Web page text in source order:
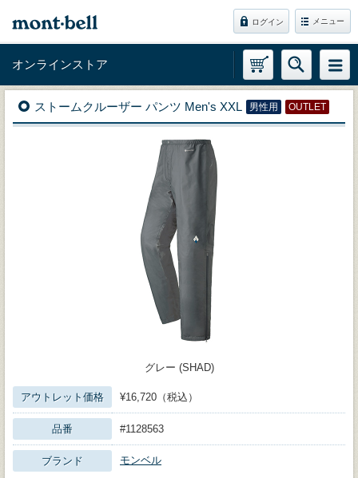
ログイン メニュー
オンラインストア
ストームクルーザー パンツ Men's XXL 男性用 OUTLET
グレー (SHAD)
アウトレット価格 ¥16,720（税込）
品番 #1128563
ブランド モンベル